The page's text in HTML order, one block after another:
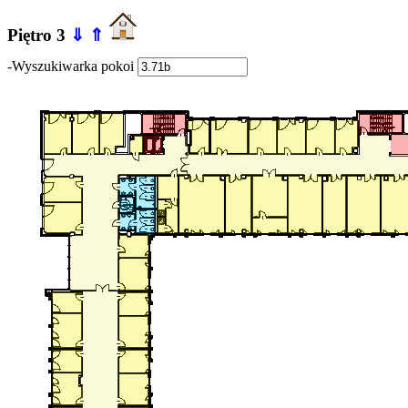
Piętro 3 ⇓ ⇑
-Wyszukiwarka pokoi